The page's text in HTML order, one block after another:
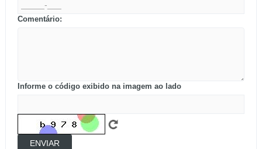
Comentário:
Informe o código exibido na imagem ao lado
ENVIAR